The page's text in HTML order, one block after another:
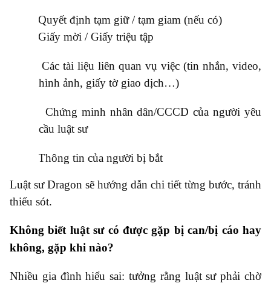
Quyết định tạm giữ / tạm giam (nếu có)
Giấy mời / Giấy triệu tập
Các tài liệu liên quan vụ việc (tin nhắn, video,
hình ảnh, giấy tờ giao dịch…)
Chứng minh nhân dân/CCCD của người yêu
cầu luật sư
Thông tin của người bị bắt
Luật sư Dragon sẽ hướng dẫn chi tiết từng bước, tránh
thiếu sót.
Không biết luật sư có được gặp bị can/bị cáo hay
không, gặp khi nào?
Nhiều gia đình hiểu sai: tưởng rằng luật sư phải chờ